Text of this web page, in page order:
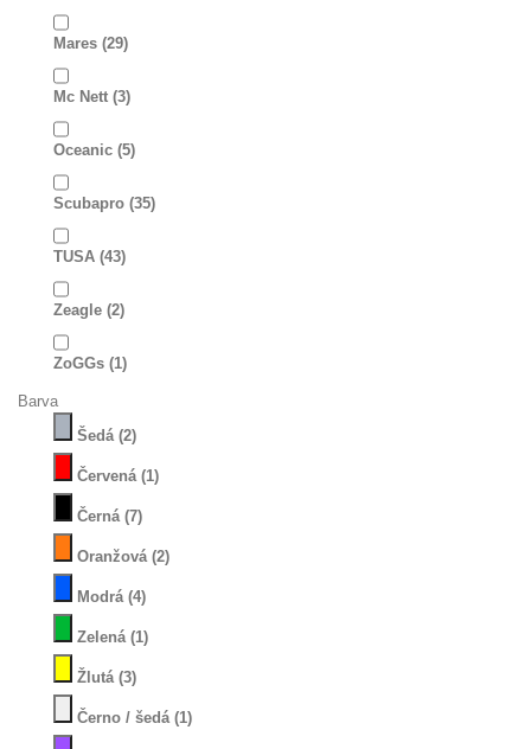
Mares (29)
Mc Nett (3)
Oceanic (5)
Scubapro (35)
TUSA (43)
Zeagle (2)
ZoGGs (1)
Barva
Šedá (2)
Červená (1)
Černá (7)
Oranžová (2)
Modrá (4)
Zelená (1)
Žlutá (3)
Černo / šedá (1)